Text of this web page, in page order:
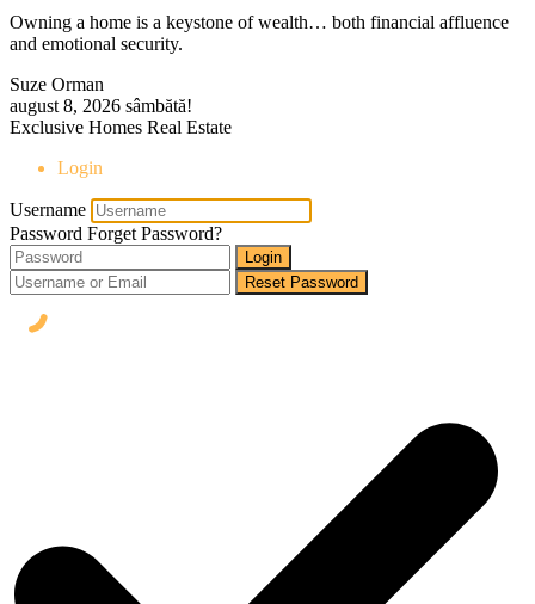
Owning a home is a keystone of wealth… both financial affluence
and emotional security.
Suze Orman
august 8, 2026 sâmbătă!
Exclusive Homes Real Estate
Login
Username
Password Forget Password?
Login
Reset Password